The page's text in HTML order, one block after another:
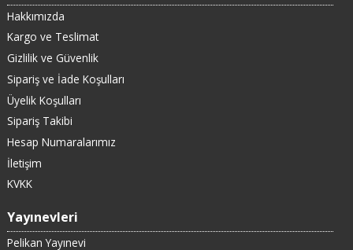
Hakkımızda
Kargo ve Teslimat
Gizlilik ve Güvenlik
Sipariş ve İade Koşulları
Üyelik Koşulları
Sipariş Takibi
Hesap Numaralarımız
İletişim
KVKK
Yayınevleri
Pelikan Yayınevi